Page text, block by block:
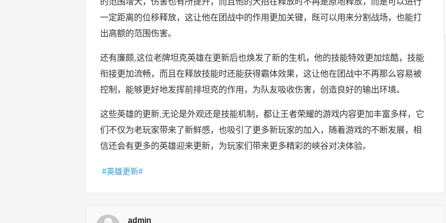
一定距离的位移释放，这让他在团战中的作用更加关键，既可以用来分割战场，也能打
出高额的范围伤害。
还有廉颇,这位老牌坦克英雄在更新后也焕发了新的生机，他的技能特效更加炫酷，技能
衔接更加流畅，而且在释放技能时还能获得霸体效果，这让他在团战中不再那么容易被
控制，能够更好地发挥前排坦克的作用，为队友吸收伤害，创造良好的输出环境。
这些英雄的更新,无论是外观还是技能机制，都让王者荣耀的游戏内容更加丰富多样，它
们不仅为老玩家带来了新鲜感，也吸引了更多新玩家的加入，随着游戏的不断发展，相
信还会有更多的英雄迎来更新，为玩家们带来更多精彩的峡谷对决体验。
英雄更新
admin